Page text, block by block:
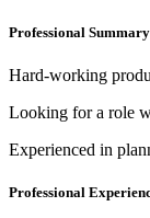
Professional Summary
Hard-working
Looking for a role
Experienced in
Professional